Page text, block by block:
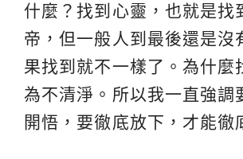
什麼？找到心靈，也就是找
帝，但一般人到最後還是沒
果找到就不一樣了。為什麼
為不清淨。所以我一直強調
開悟，要徹底放下，才能徹